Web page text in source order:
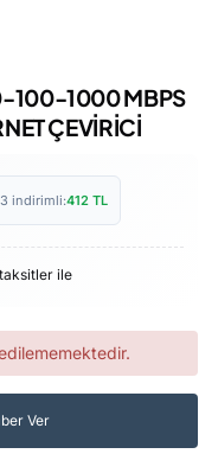
100-1000 MBPS
ÇEVİRİCİ
indirimli:412 TL
ile
Ver